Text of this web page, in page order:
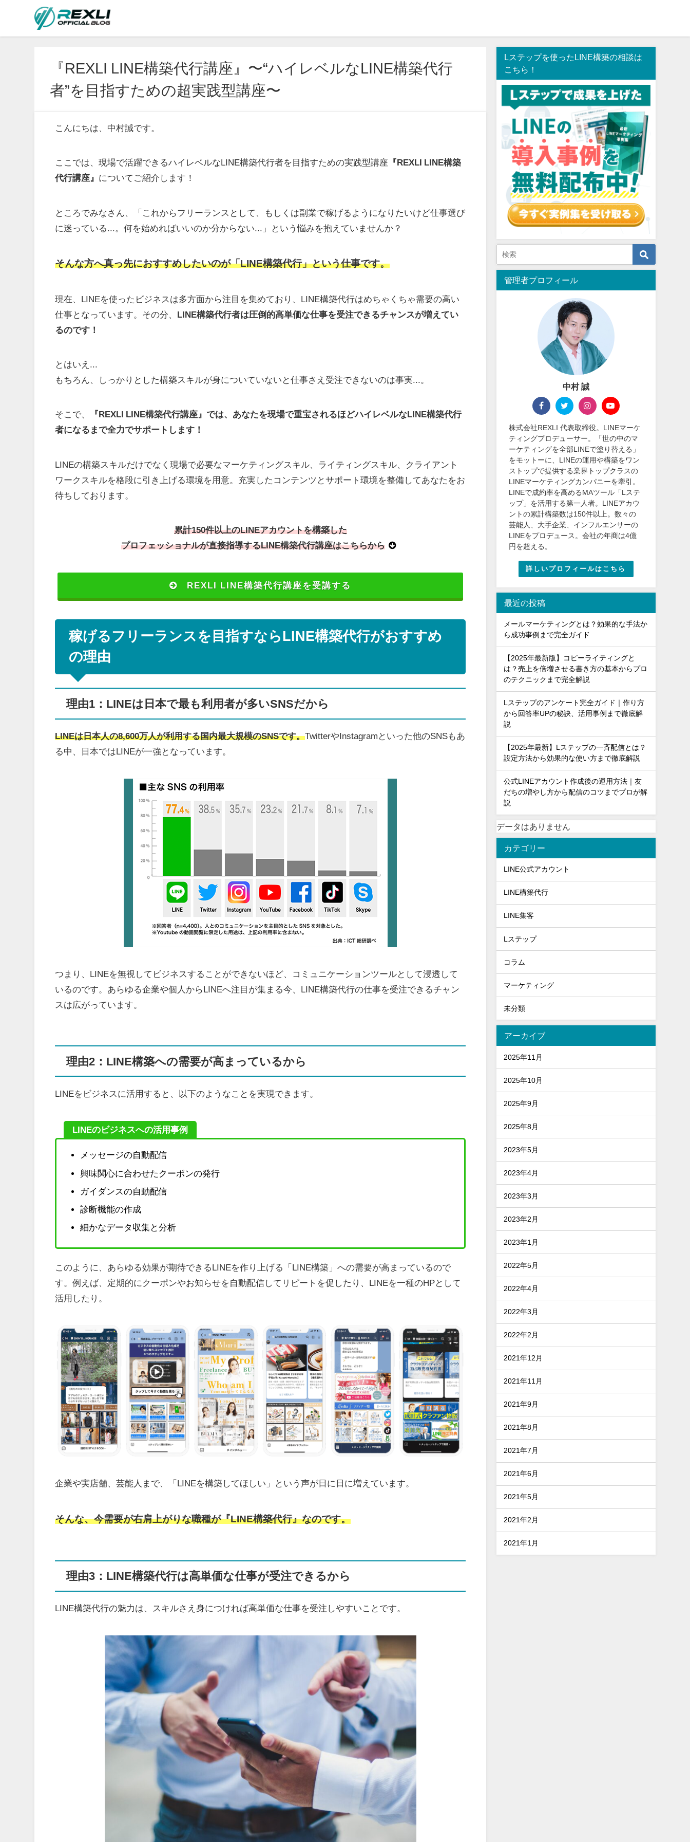
『REXLI LINE構築代行講座』〜“ハイレベルなLINE構築代行
者”を目指すための超実践型講座〜
こんにちは、中村誠です。
ここでは、現場で活躍できるハイレベルなLINE構築代行者を目指すための実践型講座 『REXLI LINE構築
代行講座』 についてご紹介します！
ところでみなさん、「これからフリーランスとして、もしくは副業で稼げるようになりたいけど仕事選び
に迷っている...。何を始めればいいのか分からない...」という悩みを抱えていませんか？
そんな方へ真っ先におすすめしたいのが「LINE構築代行」という仕事です。
現在、LINEを使ったビジネスは多方面から注目を集めており、LINE構築代行はめちゃくちゃ需要の高い
仕事となっています。その分、 LINE構築代行者は圧倒的高単価な仕事を受注できるチャンスが増えてい
るのです！
とはいえ...
もちろん、しっかりとした構築スキルが身についていないと仕事さえ受注できないのは事実...。
そこで、 『REXLI LINE構築代行講座』では、 あなたを現場で重宝されるほどハイレベルなLINE構築代行
者になるまで全力でサポートします！
LINEの構築スキルだけでなく現場で必要なマーケティングスキル、ライティングスキル、クライアント
ワークスキルを格段に引き上げる環境を用意。充実したコンテンツとサポート環境を整備してあなたをお
待ちしております。
累計150件以上のLINEアカウントを構築した
プロフェッショナルが直接指導するLINE構築代行講座はこちらから
REXLI LINE構築代行講座を受講する
稼げるフリーランスを目指すならLINE構築代行がおすすめ
の理由
理由1：LINEは日本で最も利用者が多いSNSだから
LINEは日本人の8,600万人が利用する国内最大規模のSNSです。TwitterやInstagramといった他のSNSもあ
る中、日本ではLINEが一強となっています。
つまり、LINEを無視してビジネスすることができないほど、コミュニケーションツールとして浸透して
いるのです。あらゆる企業や個人からLINEへ注目が集まる今、LINE構築代行の仕事を受注できるチャン
スは広がっています。
理由2：LINE構築への需要が高まっているから
LINEをビジネスに活用すると、以下のようなことを実現できます。
LINEのビジネスへの活用事例
メッセージの自動配信
興味関心に合わせたクーポンの発行
ガイダンスの自動配信
診断機能の作成
細かなデータ収集と分析
このように、あらゆる効果が期待できるLINEを作り上げる「LINE構築」への需要が高まっているので
す。例えば、定期的にクーポンやお知らせを自動配信してリピートを促したり、LINEを一種のHPとして
活用したり。
企業や実店舗、芸能人まで、「LINEを構築してほしい」という声が日に日に増えています。
そんな、今需要が右肩上がりな職種が『LINE構築代行』なのです。
理由3：LINE構築代行は高単価な仕事が受注できるから
LINE構築代行の魅力は、スキルさえ身につければ高単価な仕事を受注しやすいことです。
Lステップを使ったLINE構築の相談は
こちら！
管理者プロフィール
中村 誠
株式会社REXLI 代表取締役。LINEマーケ
ティングプロデューサー。「世の中のマ
ーケティングを全部LINEで塗り替える」
をモットーに、LINEの運用や構築をワン
ストップで提供する業界トップクラスの
LINEマーケティングカンパニーを牽引。
LINEで成約率を高めるMAツール「Lステ
ップ」を活用する第一人者。LINEアカウ
ントの累計構築数は150件以上。数々の
芸能人、大手企業、インフルエンサーの
LINEをプロデュース。会社の年商は4億
円を超える。
詳しいプロフィールはこちら
最近の投稿
メールマーケティングとは？効果的な手法か
ら成功事例まで完全ガイド
【2025年最新版】コピーライティングと
は？売上を倍増させる書き方の基本からプロ
のテクニックまで完全解説
Lステップのアンケート完全ガイド｜作り方
から回答率UPの秘訣、活用事例まで徹底解
説
【2025年最新】Lステップの一斉配信とは？
設定方法から効果的な使い方まで徹底解説
公式LINEアカウント作成後の運用方法｜友
だちの増やし方から配信のコツまでプロが解
説
データはありません
カテゴリー
LINE公式アカウント
LINE構築代行
LINE集客
Lステップ
コラム
マーケティング
未分類
アーカイブ
2025年11月
2025年10月
2025年9月
2025年8月
2023年5月
2023年4月
2023年3月
2023年2月
2023年1月
2022年5月
2022年4月
2022年3月
2022年2月
2021年12月
2021年11月
2021年9月
2021年8月
2021年7月
2021年6月
2021年5月
2021年2月
2021年1月